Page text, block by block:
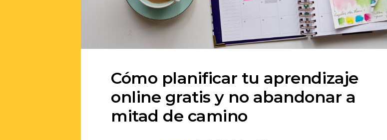
Cómo planificar tu aprendizaje
online gratis y no abandonar a
mitad de camino